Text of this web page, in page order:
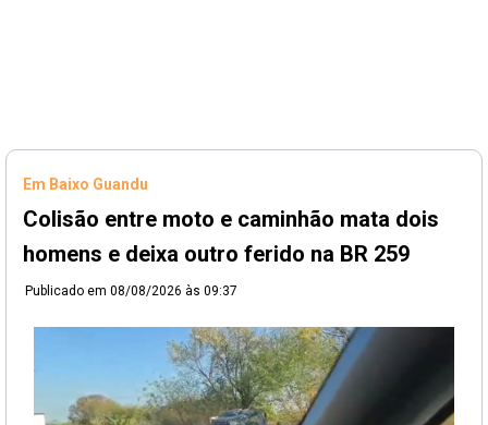
Em Baixo Guandu
Colisão entre moto e caminhão mata dois
homens e deixa outro ferido na BR 259
Publicado em 08/08/2026 às 09:37